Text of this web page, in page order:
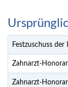
Festzuschuss der
Zahnarzt-
Zahnarzt-